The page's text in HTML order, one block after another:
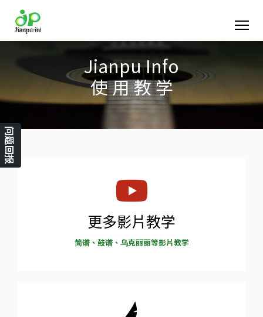
Jianpu Info
使 用 教 学
更多影片教学
简谱、鼓谱、乌克丽丽等影片教学
问题回报